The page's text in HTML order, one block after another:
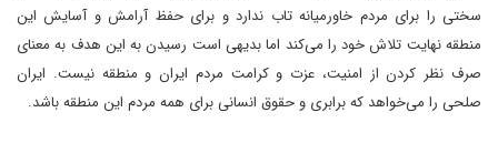
سختی را برای مردم خاورمیانه تاب ندارد و برای حفظ‌ آرامش و آسایش این
منطقه نهایت تلاش خود را می‌کند اما بدیهی است رسیدن به این هدف به معنای
صرف نظر کردن از امنیت، عزت و کرامت مردم ایران و منطقه نیست. ایران
صلحی را می‌خواهد که برابری و حقوق انسانی برای همه مردم این منطقه باشد.